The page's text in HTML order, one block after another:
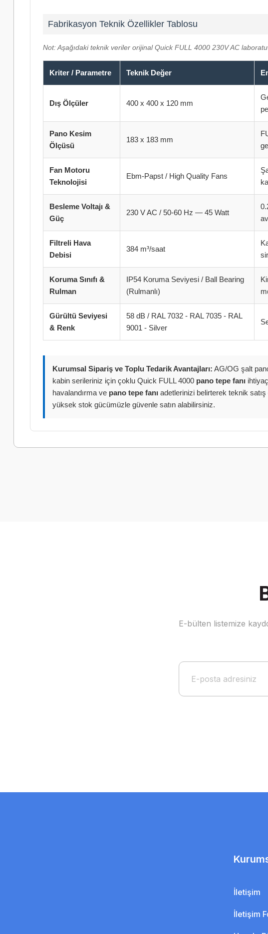
Fabrikasyon Teknik Özellikler Tablosu
Not: Aşağıdaki teknik veriler orijinal Quick FULL 4000 230V AC
Kriter / Parametre Teknik Değer
Dış Ölçüler 400 x 400 x 120 mm
Pano Kesim
Ölçüsü
183 x 183 mm
Fan Motoru
Teknolojisi
Ebm-Papst / High Quality Fans
Besleme Voltajı &
Güç
230 V AC / 50-60 Hz — 45 Watt
Filtreli Hava
Debisi
384 m³/saat
Koruma Sınıfı &
Rulman
IP54 Koruma Seviyesi / Ball Bearing
(Rulmanlı)
Gürültü Seviyesi
& Renk
58 dB / RAL 7032 - RAL 7035 - RAL
9001 - Silver
Kurumsal Sipariş ve Toplu Tedarik Avantajları: AG/OG şalt
kabin serileriniz için çoklu Quick FULL 4000 pano tepe fanı
havalandırma ve pano tepe fanı adetlerinizi belirterek teknik
yüksek stok gücümüzle güvenle satın alabilirsiniz.
E-bülten listemize
İletişim
İletişim